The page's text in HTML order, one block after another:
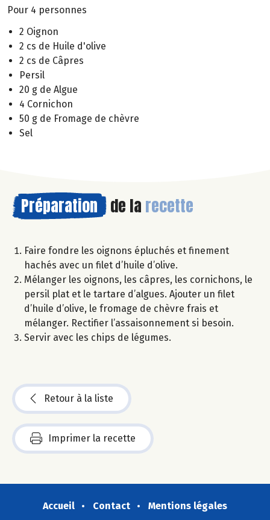
Pour 4 personnes
2 Oignon
2 cs de Huile d'olive
2 cs de Câpres
Persil
20 g de Algue
4 Cornichon
50 g de Fromage de chèvre
Sel
Préparation de la recette
Faire fondre les oignons épluchés et finement
hachés avec un filet d’huile d’olive.
Mélanger les oignons, les câpres, les cornichons, le
persil plat et le tartare d’algues. Ajouter un filet
d’huile d’olive, le fromage de chèvre frais et
mélanger. Rectifier l’assaisonnement si besoin.
Servir avec les chips de légumes.
Retour à la liste
Imprimer la recette
Accueil Contact
Mentions légales